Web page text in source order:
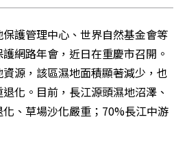
護管理中心、世界自然基金會等
網路年會，近日在重慶市召開。
源，該區濕地面積顯著減少，也
化。目前，長江源頭濕地沼澤、
、草場沙化嚴重；70%長江中游